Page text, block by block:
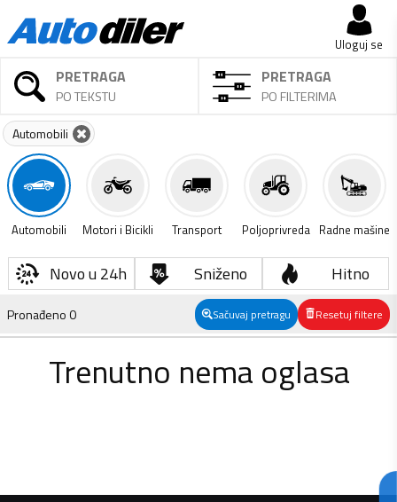
Uloguj se
PRETRAGA
PO TEKSTU
PRETRAGA
PO FILTERIMA
Automobili
Automobili Motori i Bicikli Transport Poljoprivreda Radne mašine
Novo u 24h Sniženo Hitno
Pronađeno0 Sačuvaj pretragu Resetuj filtere
Trenutno nema oglasa